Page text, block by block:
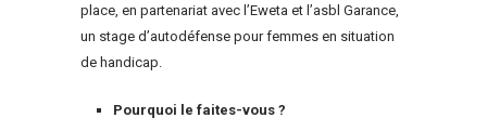
place, en partenariat avec l’Eweta et l’asbl Garance,
un stage d’autodéfense pour femmes en situation
de handicap.
Pourquoi le faites-vous ?